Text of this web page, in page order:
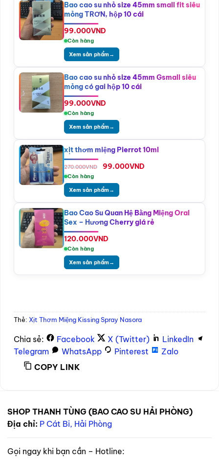
Bao cao su nhỏ size 45mm small fit siêu
mỏng TRƠN, hộp 10 cái
99.000VND
Còn hàng
Xem sản phẩm→
Bao cao su nhỏ size 45mm Gsmall siêu
mỏng có gai hộp 10 cái
99.000VND
Còn hàng
Xem sản phẩm→
xịt thơm miệng Pierrot 10ml
270.000VND
Giá
là:
270.000VND.
99.000VND
99.000VND.
Còn hàng
Xem sản phẩm→
Bao Cao Su Quan Hệ Bằng Miệng Oral
Sex – Hương Cherry giá rẻ
120.000VND
Còn hàng
Xem sản phẩm→
Thẻ: Xịt Thơm Miệng Kissing Spray Nasora
Chia sẻ: Facebook X (Twitter)
LinkedIn
Telegram
WhatsApp Pinterest
Zalo
COPY LINK
SHOP THANH TÙNG (BAO CAO SU HẢI PHÒNG)
Địa chỉ: P Cát Bi, Hải Phòng
Gọi ngay khi bạn cần – Hotline: